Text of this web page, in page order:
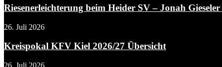
Riesenerleichterung beim Heider SV – Jonah Gieseler
26. Juli 2026
Kreispokal KFV Kiel 2026/27 Übersicht